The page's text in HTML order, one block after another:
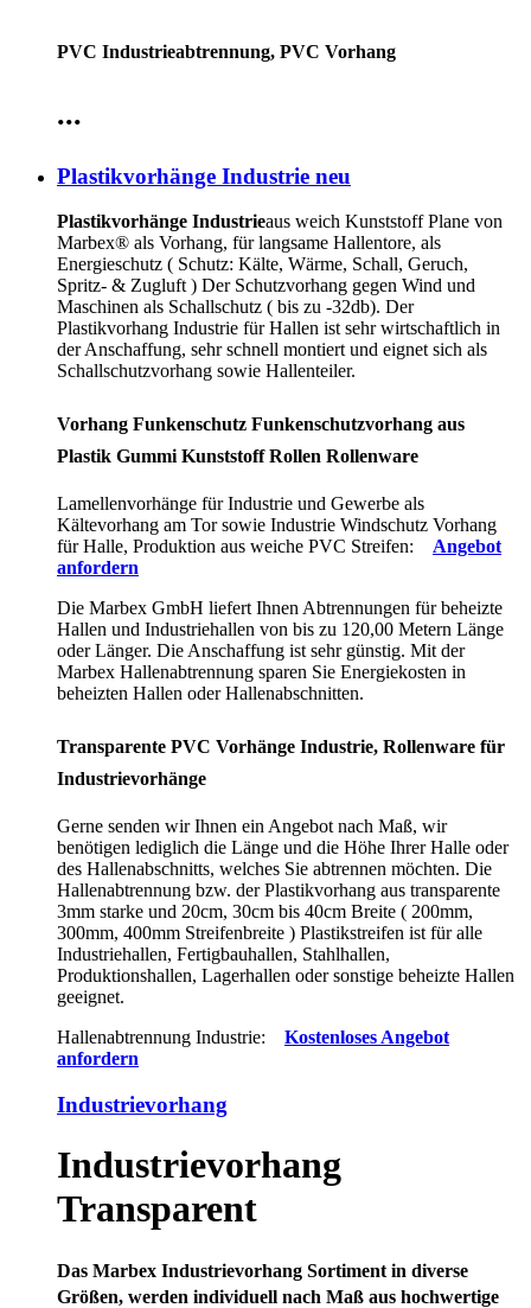
PVC Industrieabtrennung, PVC Vorhang
...
Plastikvorhänge Industrie neu
Plastikvorhänge Industrieaus weich Kunststoff Plane von
Marbex® als Vorhang, für langsame Hallentore, als
Energieschutz ( Schutz: Kälte, Wärme, Schall, Geruch,
Spritz- & Zugluft ) Der Schutzvorhang gegen Wind und
Maschinen als Schallschutz ( bis zu -32db). Der
Plastikvorhang Industrie für Hallen ist sehr wirtschaftlich in
der Anschaffung, sehr schnell montiert und eignet sich als
Schallschutzvorhang sowie Hallenteiler.
Vorhang Funkenschutz Funkenschutzvorhang aus
Plastik Gummi Kunststoff Rollen Rollenware
Lamellenvorhänge für Industrie und Gewerbe als
Kältevorhang am Tor sowie Industrie Windschutz Vorhang
für Halle, Produktion aus weiche PVC Streifen:
Angebot
anfordern
Die Marbex GmbH liefert Ihnen Abtrennungen für beheizte
Hallen und Industriehallen von bis zu 120,00 Metern Länge
oder Länger. Die Anschaffung ist sehr günstig. Mit der
Marbex Hallenabtrennung sparen Sie Energiekosten in
beheizten Hallen oder Hallenabschnitten.
Transparente PVC Vorhänge Industrie, Rollenware für
Industrievorhänge
Gerne senden wir Ihnen ein Angebot nach Maß, wir
benötigen lediglich die Länge und die Höhe Ihrer Halle oder
des Hallenabschnitts, welches Sie abtrennen möchten. Die
Hallenabtrennung bzw. der Plastikvorhang aus transparente
3mm starke und 20cm, 30cm bis 40cm Breite ( 200mm,
300mm, 400mm Streifenbreite ) Plastikstreifen ist für alle
Industriehallen, Fertigbauhallen, Stahlhallen,
Produktionshallen, Lagerhallen oder sonstige beheizte Hallen
geeignet.
Hallenabtrennung Industrie:
Kostenloses Angebot
anfordern
Industrievorhang
Industrievorhang
Transparent
Das Marbex Industrievorhang Sortiment in diverse
Größen, werden individuell nach Maß aus hochwertige